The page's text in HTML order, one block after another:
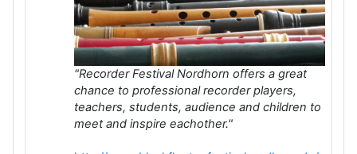
"Recorder Festival Nordhorn offers a great
chance to professional recorder players,
teachers, students, audience and children to
meet and inspire eachother."